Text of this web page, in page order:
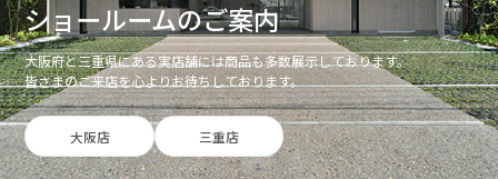
ショールームのご案内
大阪府と三重県にある実店舗には商品も多数展示しております。
皆さまのご来店を心よりお待ちしております。
大阪店 三重店